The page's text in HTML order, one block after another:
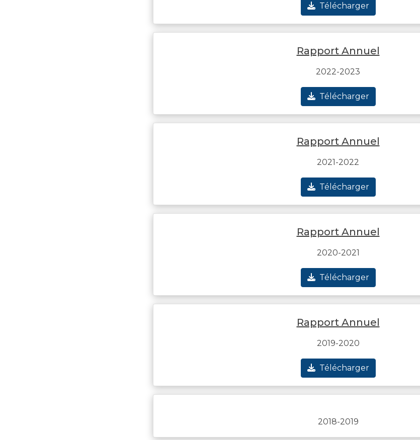
Télécharger
Rapport Annuel
2022-2023
Télécharger
Rapport Annuel
2021-2022
Télécharger
Rapport Annuel
2020-2021
Télécharger
Rapport Annuel
2019-2020
Télécharger
2018-2019